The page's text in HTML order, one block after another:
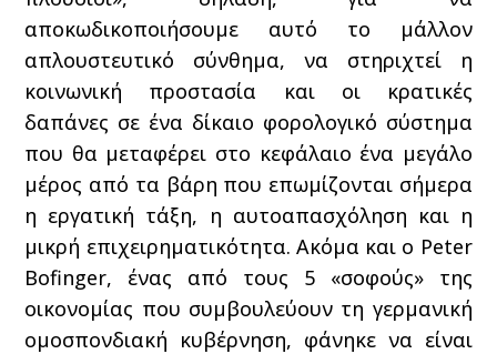
αποκωδικοποιήσουμε αυτό το μάλλον
απλουστευτικό σύνθημα, να στηριχτεί η
κοινωνική προστασία και οι κρατικές
δαπάνες σε ένα δίκαιο φορολογικό σύστημα
που θα μεταφέρει στο κεφάλαιο ένα μεγάλο
μέρος από τα βάρη που επωμίζονται σήμερα
η εργατική τάξη, η αυτοαπασχόληση και η
μικρή επιχειρηματικότητα. Ακόμα και ο Peter
Bofinger, ένας από τους 5 «σοφούς» της
οικονομίας που συμβουλεύουν τη γερμανική
ομοσπονδιακή κυβέρνηση, φάνηκε να είναι